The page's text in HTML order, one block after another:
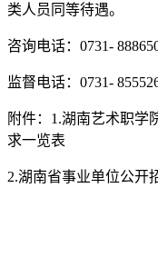
类人员同等待遇。
咨询电话：0731-
监督电话：0731-
附件：1.湖南艺术职学
求一览表
2.湖南省事业单位公开